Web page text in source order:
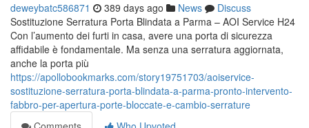
deweybatc586871 389 days ago News
Discuss
Sostituzione Serratura Porta Blindata a Parma – AOI Service H24
Con l’aumento dei furti in casa, avere una porta di sicurezza
affidabile è fondamentale. Ma senza una serratura aggiornata,
anche la porta più
https://apollobookmarks.com/story19751703/aoiservice-
sostituzione-serratura-porta-blindata-a-parma-pronto-intervento-
fabbro-per-apertura-porte-bloccate-e-cambio-serrature